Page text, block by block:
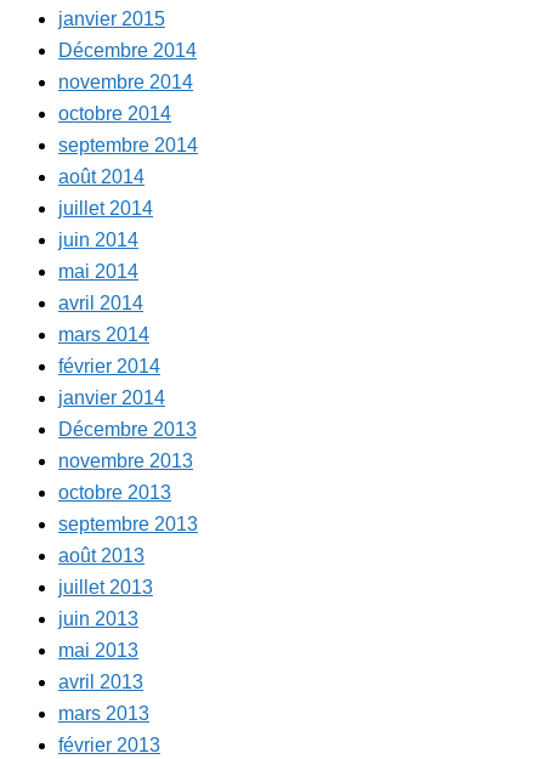
janvier 2015
Décembre 2014
novembre 2014
octobre 2014
septembre 2014
août 2014
juillet 2014
juin 2014
mai 2014
avril 2014
mars 2014
février 2014
janvier 2014
Décembre 2013
novembre 2013
octobre 2013
septembre 2013
août 2013
juillet 2013
juin 2013
mai 2013
avril 2013
mars 2013
février 2013